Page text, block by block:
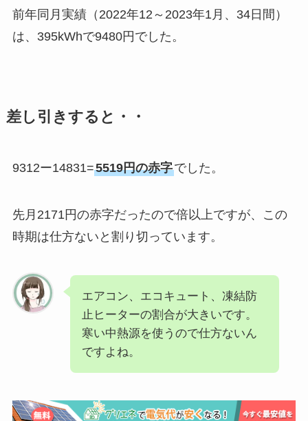
前年同月実績（2022年12～2023年1月、34日間）
は、395kWhで9480円でした。
差し引きすると・・
9312ー14831=5519円の赤字でした。
先月2171円の赤字だったので倍以上ですが、この
時期は仕方ないと割り切っています。
エアコン、エコキュート、凍結防
止ヒーターの割合が大きいです。
寒い中熱源を使うので仕方ないん
ですよね。